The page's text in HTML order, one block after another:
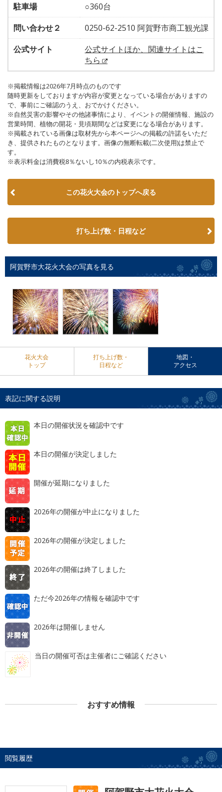
駐車場
○360台
問い合わせ２
0250-62-2510 阿賀野市商工観光課
公式サイト
公式サイトほか、関連サイトはこ
ちら
※掲載情報は2026年7月時点のものです
随時更新をしておりますが内容が変更となっている場合がありますの
で、事前にご確認のうえ、おでかけください。
※自然災害の影響やその他諸事情により、イベントの開催情報、施設の
営業時間、植物の開花・見頃期間などは変更になる場合があります。
※掲載されている画像は取材先から本ページへの掲載の許諾をいただ
き、提供されたものとなります。画像の無断転載(二次使用)は禁止で
す。
※表示料金は消費税8％ないし10％の内税表示です。
この花火大会のトップへ戻る
打ち上げ数・日程など
阿賀野市大花火大会の写真を見る
花火大会
トップ
打ち上げ数・
日程など
地図・
アクセス
表記に関する説明
本日の開催状況を確認中です
本日の開催が決定しました
開催が延期になりました
2026年の開催が中止になりました
2026年の開催が決定しました
2026年の開催は終了しました
ただ今2026年の情報を確認中です
2026年は開催しません
当日の開催可否は主催者にご確認ください
おすすめ情報
閲覧履歴